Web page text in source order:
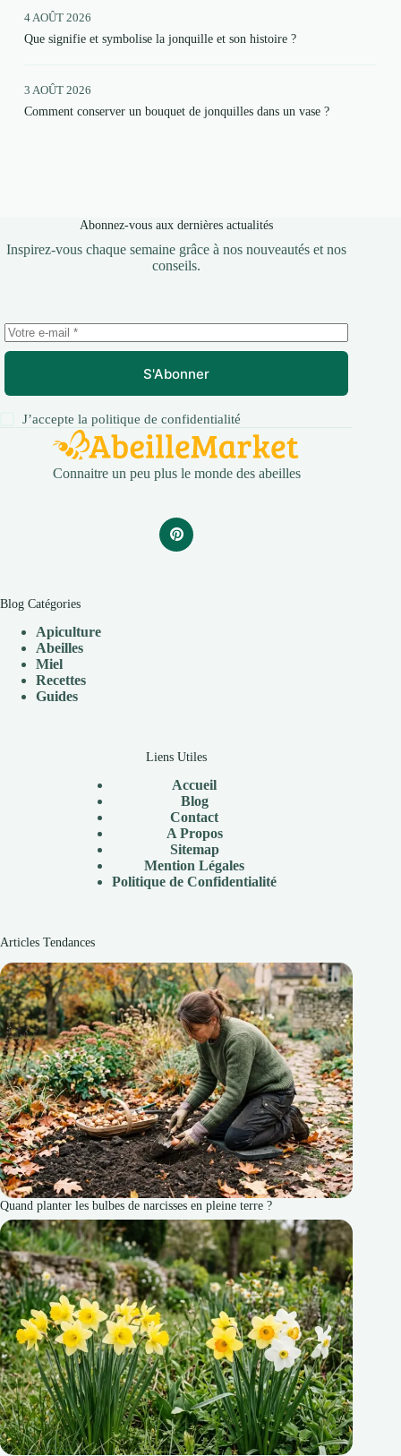
4 AOÛT 2026
Que signifie et symbolise la jonquille et son histoire ?
3 AOÛT 2026
Comment conserver un bouquet de jonquilles dans un vase ?
Abonnez-vous aux dernières actualités
Inspirez-vous chaque semaine grâce à nos nouveautés et nos
conseils.
S'Abonner
J’accepte lapolitique de confidentialité
Connaitre un peu plus le monde des abeilles
Blog Catégories
Apiculture
Abeilles
Miel
Recettes
Guides
Liens Utiles
Accueil
Blog
Contact
A Propos
Sitemap
Mention Légales
Politique de Confidentialité
Articles Tendances
Quand planter les bulbes de narcisses en pleine terre ?